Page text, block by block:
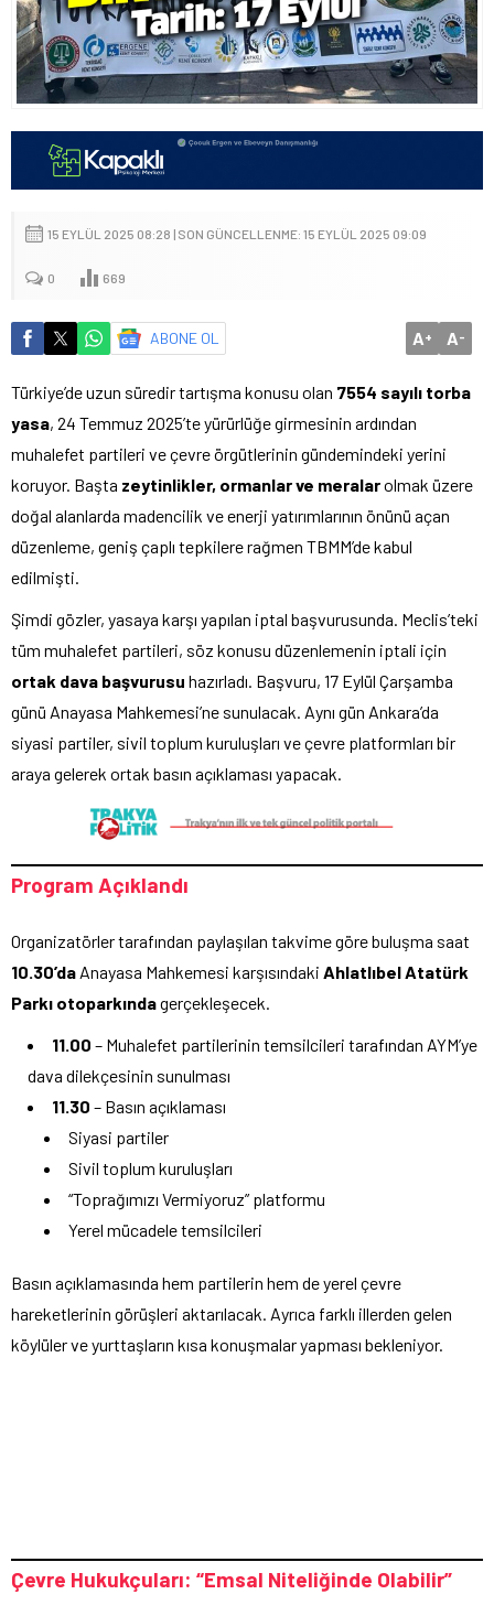
15 EYLÜL 2025 08:28 | SON GÜNCELLENME: 15 EYLÜL 2025 09:09
0 669
ABONE OL A+ A-
Türkiye’de uzun süredir tartışma konusu olan 7554 sayılı torba
yasa, 24 Temmuz 2025’te yürürlüğe girmesinin ardından
muhalefet partileri ve çevre örgütlerinin gündemindeki yerini
koruyor. Başta zeytinlikler, ormanlar ve meralarolmak üzere
doğal alanlarda madencilik ve enerji yatırımlarının önünü açan
düzenleme, geniş çaplı tepkilere rağmen TBMM’de kabul
edilmişti.
Şimdi gözler, yasaya karşı yapılan iptal başvurusunda. Meclis’teki
tüm muhalefet partileri, söz konusu düzenlemenin iptali için
ortak dava başvurusu hazırladı. Başvuru, 17 Eylül Çarşamba
günü Anayasa Mahkemesi’ne sunulacak. Aynı gün Ankara’da
siyasi partiler, sivil toplum kuruluşları ve çevre platformları bir
araya gelerek ortak basın açıklaması yapacak.
Program Açıklandı
Organizatörler tarafından paylaşılan takvime göre buluşma saat
10.30’da Anayasa Mahkemesi karşısındaki Ahlatlıbel Atatürk
Parkı otoparkındagerçekleşecek.
11.00 – Muhalefet partilerinin temsilcileri tarafından AYM’ye
dava dilekçesinin sunulması
11.30 – Basın açıklaması
Siyasi partiler
Sivil toplum kuruluşları
“Toprağımızı Vermiyoruz” platformu
Yerel mücadele temsilcileri
Basın açıklamasında hem partilerin hem de yerel çevre
hareketlerinin görüşleri aktarılacak. Ayrıca farklı illerden gelen
köylüler ve yurttaşların kısa konuşmalar yapması bekleniyor.
Çevre Hukukçuları: “Emsal Niteliğinde Olabilir”